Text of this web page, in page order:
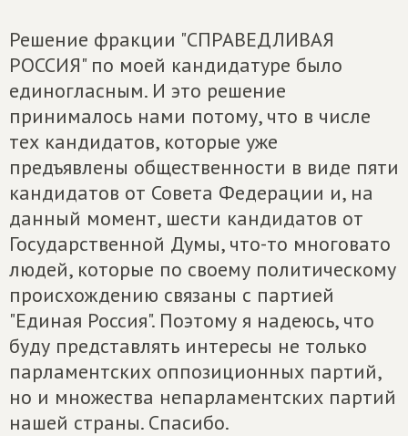
Решение фракции "СПРАВЕДЛИВАЯ
РОССИЯ" по моей кандидатуре было
единогласным. И это решение
принималось нами потому, что в числе
тех кандидатов, которые уже
предъявлены общественности в виде пяти
кандидатов от Совета Федерации и, на
данный момент, шести кандидатов от
Государственной Думы, что-то многовато
людей, которые по своему политическому
происхождению связаны с партией
"Единая Россия". Поэтому я надеюсь, что
буду представлять интересы не только
парламентских оппозиционных партий,
но и множества непарламентских партий
нашей страны. Спасибо.